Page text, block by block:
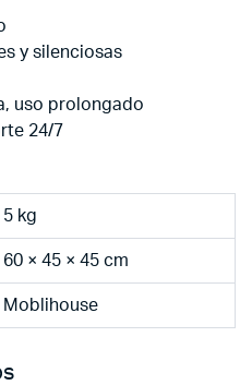
y silenciosas
uso prolongado
24/7
5 kg
60 × 45 × 45 cm
Moblihouse